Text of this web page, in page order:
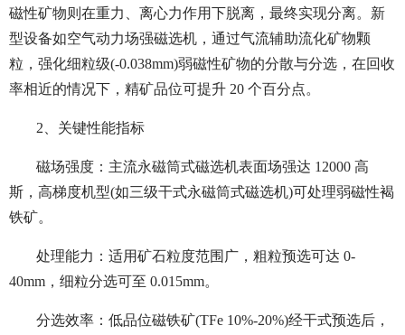
磁性矿物则在重力、离心力作用下脱离，最终实现分离。新
型设备如空气动力场强磁选机，通过气流辅助流化矿物颗
粒，强化细粒级(-0.038mm)弱磁性矿物的分散与分选，在回收
率相近的情况下，精矿品位可提升 20 个百分点。
2、关键性能指标
磁场强度：主流永磁筒式磁选机表面场强达 12000 高
斯，高梯度机型(如三级干式永磁筒式磁选机)可处理弱磁性褐
铁矿。
处理能力：适用矿石粒度范围广，粗粒预选可达 0-
40mm，细粒分选可至 0.015mm。
分选效率：低品位磁铁矿(TFe 10%-20%)经干式预选后，